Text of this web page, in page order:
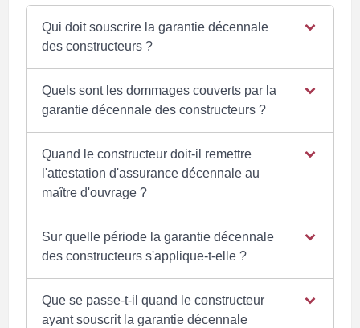
Qui doit souscrire la garantie décennale
des constructeurs ?
Quels sont les dommages couverts par la
garantie décennale des constructeurs ?
Quand le constructeur doit-il remettre
l'attestation d'assurance décennale au
maître d'ouvrage ?
Sur quelle période la garantie décennale
des constructeurs s'applique-t-elle ?
Que se passe-t-il quand le constructeur
ayant souscrit la garantie décennale